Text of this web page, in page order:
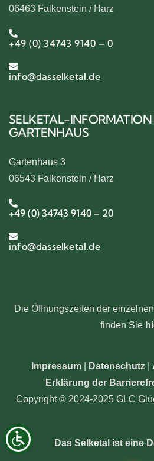
06463 Falkenstein / Harz
+49 (0) 34743 9140 – 0
info@dasselketal.de
SELKETAL-
GARTENHAUS
Gartenhaus 3
06543 Falkenstein / Harz
+49 (0) 34743 9140 – 20
info@dasselketal.de
Die Öffnungszeiten der
finden Sie
Impressum| Datenschutz|
Erklärung der
Copyright © 2024-2025 GLC
Das Selketal ist eine